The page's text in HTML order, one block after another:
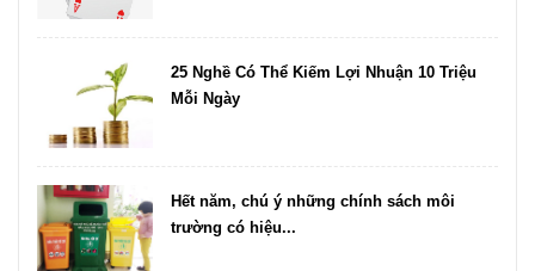
25 Nghề Có Thể Kiếm Lợi Nhuận 10 Triệu
Mỗi Ngày
Hết năm, chú ý những chính sách môi
trường có hiệu...